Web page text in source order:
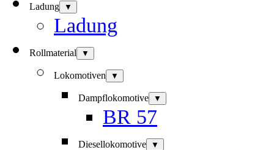
Ladung ▼
Ladung
Rollmaterial ▼
Lokomotiven ▼
Dampflokomotive ▼
BR 57
Diesellokomotive ▼